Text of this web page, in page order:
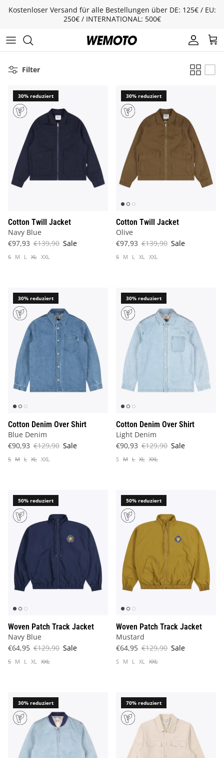
Direkt zum Inhalt
Kostenloser Versand für alle Bestellungen über DE: 125€ / EU:
250€ / INTERNATIONAL: 500€
Konto
Filter
30% reduziert
Cotton Twill Jacket
Navy Blue
€97,93 €139,90 Sale
S M L XL XXL
30% reduziert
Cotton Twill Jacket
Olive
€97,93 €139,90 Sale
S M L XL XXL
30% reduziert
Cotton Denim Over Shirt
Blue Denim
€90,93 €129,90 Sale
S M L XL XXL
30% reduziert
Cotton Denim Over Shirt
Light Denim
€90,93 €129,90 Sale
S M L XL XXL
50% reduziert
Woven Patch Track Jacket
Navy Blue
€64,95 €129,90 Sale
S M L XL XXL
50% reduziert
Woven Patch Track Jacket
Mustard
€64,95 €129,90 Sale
S M L XL XXL
30% reduziert 70% reduziert